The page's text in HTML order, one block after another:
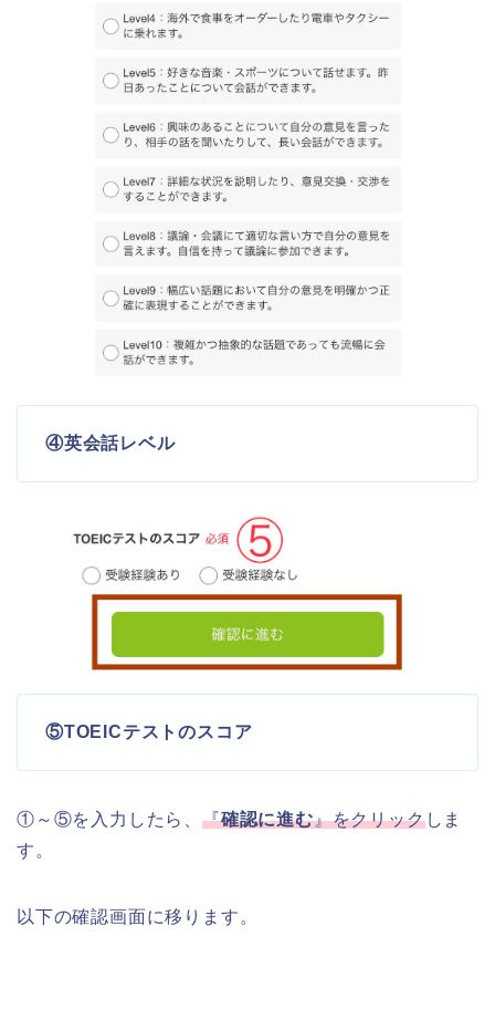
④英会話レベル
⑤TOEICテストのスコア
①～⑤を入力したら、 『確認に進む』をクリックしま
す。
以下の確認画面に移ります。